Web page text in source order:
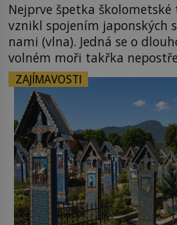
Nejprve špetka
vznikl spojením japonských
nami (vlna). Jedná se o
volném moři takřka
vlnová délka tsunami i 300
na volném moři je
podobné obří vlny obávat i
tsunami si […]
ZAJÍMAVOSTI